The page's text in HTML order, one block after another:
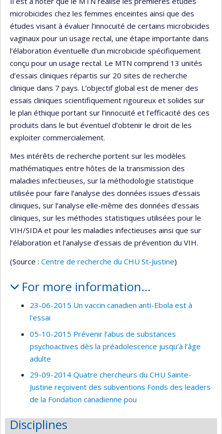
microbicides chez les femmes enceintes ainsi que des
études visant à évaluer l’innocuité de certains microbicides
vaginaux pour un usage rectal, une étape importante dans
l’élaboration éventuelle d’un microbicide spécifiquement
conçu pour un usage rectal. Le MTN comprend 13 unités
d’essais cliniques répartis sur 20 sites de recherche
clinique dans 7 pays. L’objectif global est de mener des
essais cliniques scientifiquement rigoureux et solides sur
le plan éthique portant sur l’innocuité et l’efficacité des ces
produits dans le but éventuel d’obtenir le droit de les
exploiter commercialement.
Mes intérêts de recherche portent sur les modèles
mathématiques entre hôtes de la transmission des
maladies infectieuses, sur la méthodologie statistique
utilisée pour faire l’analyse des données issues d’essais
cliniques, sur l’analyse elle-même des données d’essais
cliniques, sur les méthodes statistiques utilisées pour le
VIH/SIDA et pour les maladies infectieuses ainsi que sur
l’élaboration et l’analyse d’essais de prévention du VIH.
(Source : Centre de recherche du CHU St-Justine)
For more information…
23-06-2015 Un vaccin canadien anti-Ebola est à
l'essai
05-10-2015 Prévenir l’abus de substances
psychoactives dès la préadolescence jusqu’à l’âge
adulte
29-09-2014 Quatre chercheurs du CHU Sainte-
Justine reçoivent des subventions Fonds des leaders
de la Fondation canadienne pou
Disciplines